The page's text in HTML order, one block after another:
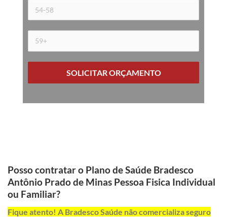
SOLICITAR ORÇAMENTO
Posso contratar o Plano de Saúde Bradesco
Antônio Prado de Minas Pessoa Fisica Individual
ou Familiar?
Fique atento! A Bradesco Saúde não comercializa seguro